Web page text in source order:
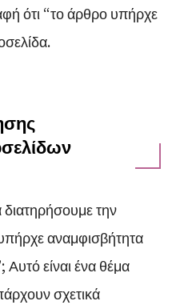
ότι “το άρθρο υπήρχε
την
αναμφισβήτητα
είναι ένα θέμα
σχετικά